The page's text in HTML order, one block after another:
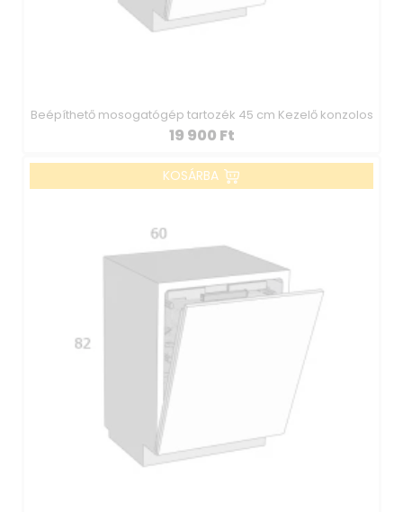
Beépíthető mosogatógép tartozék 45 cm Kezelő konzolos
19 900 Ft
KOSÁRBA